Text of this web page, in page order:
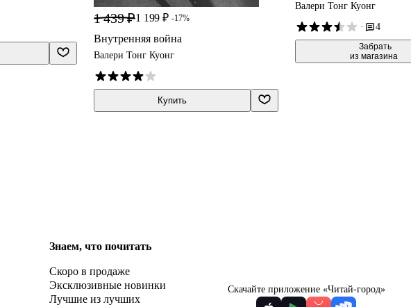
1 439 ₽1 199 ₽ -17%
Внутренняя война
Валери Тонг Куонг
Купить
Валери Тонг Куонг
·
4
Забрать
из магазина
Знаем, что почитать
Скоро в продаже
Эксклюзивные новинки
Лучшие из лучших
Скачайте приложение «Читай-город»